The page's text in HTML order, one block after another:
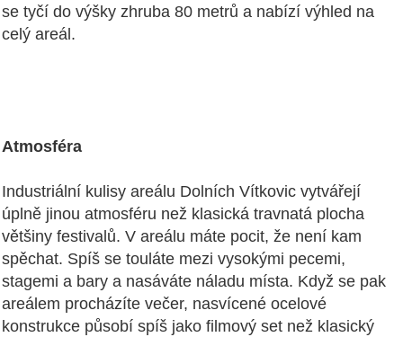
se tyčí do výšky zhruba 80 metrů a nabízí výhled na
celý areál.
Atmosféra
Industriální kulisy areálu Dolních Vítkovic vytvářejí
úplně jinou atmosféru než klasická travnatá plocha
většiny festivalů. V areálu máte pocit, že není kam
spěchat. Spíš se touláte mezi vysokými pecemi,
stagemi a bary a nasáváte náladu místa. Když se pak
areálem procházíte večer, nasvícené ocelové
konstrukce působí spíš jako filmový set než klasický